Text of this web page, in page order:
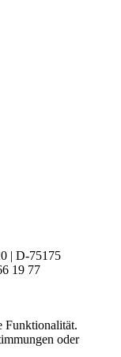
| D-75175
19 77
Funktionalität.
oder